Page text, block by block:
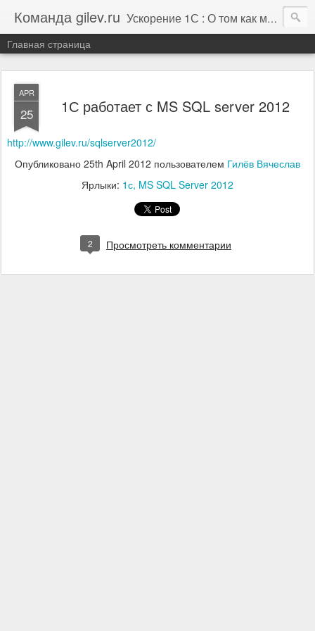
Команда gilev.ru Ускорение 1С : О том как мы это делаем. И не только про это.
Главная страница
APR
25 1С работает с MS SQL server 2012
http://www.gilev.ru/sqlserver2012/
Опубликовано 25th April 2012 пользователем Гилёв Вячеслав
Ярлыки: 1с MS SQL Server 2012
2 Просмотреть комментарии